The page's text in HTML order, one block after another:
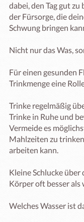
dabei, den Tag gut
der Fürsorge, die
Schwung bringen
Nicht nur das Was,
Für einen gesunden
Trinkmenge eine
Trinke regelmäßig
Trinke in Ruhe und
Vermeide es
Mahlzeiten zu
arbeiten kann.
Kleine Schlucke über
Körper oft besser als
Welches Wasser ist